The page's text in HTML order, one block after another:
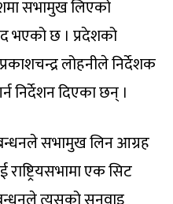
सभामुख लिएको
भएको छ । प्रदेशको
लोहनीले निर्देशक
निर्देशन दिएका छन् ।
सभामुख लिन आग्रह
राष्ट्रियसभामा एक सिट